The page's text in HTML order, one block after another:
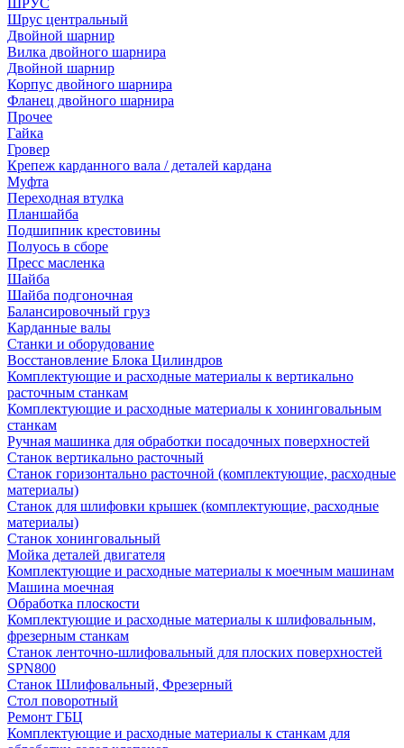
ШРУС
Шрус центральный
Двойной шарнир
Вилка двойного шарнира
Двойной шарнир
Корпус двойного шарнира
Фланец двойного шарнира
Прочее
Гайка
Гровер
Крепеж карданного вала / деталей кардана
Муфта
Переходная втулка
Планшайба
Подшипник крестовины
Полуось в сборе
Пресс масленка
Шайба
Шайба подгоночная
Балансировочный груз
Карданные валы
Станки и оборудование
Восстановление Блока Цилиндров
Комплектующие и расходные материалы к вертикально
расточным станкам
Комплектующие и расходные материалы к хонинговальным
станкам
Ручная машинка для обработки посадочных поверхностей
Станок вертикально расточный
Станок горизонтально расточной (комплектующие, расходные
материалы)
Станок для шлифовки крышек (комплектующие, расходные
материалы)
Станок хонинговальный
Мойка деталей двигателя
Комплектующие и расходные материалы к моечным машинам
Машина моечная
Обработка плоскости
Комплектующие и расходные материалы к шлифовальным,
фрезерным станкам
Станок ленточно-шлифовальный для плоских поверхностей
SPN800
Станок Шлифовальный, Фрезерный
Стол поворотный
Ремонт ГБЦ
Комплектующие и расходные материалы к станкам для